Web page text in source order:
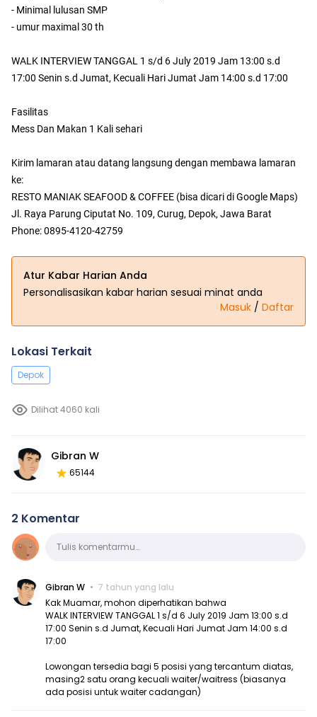
- Minimal lulusan SMP
- umur maximal 30 th
WALK INTERVIEW TANGGAL 1 s/d 6 July 2019 Jam 13:00 s.d
17:00 Senin s.d Jumat, Kecuali Hari Jumat Jam 14:00 s.d 17:00
Fasilitas
Mess Dan Makan 1 Kali sehari
Kirim lamaran atau datang langsung dengan membawa lamaran
ke:
RESTO MANIAK SEAFOOD & COFFEE (bisa dicari di Google Maps)
Jl. Raya Parung Ciputat No. 109, Curug, Depok, Jawa Barat
Phone: 0895-4120-42759
Atur Kabar Harian Anda
Personalisasikan kabar harian sesuai minat anda
Masuk / Daftar
Lokasi Terkait
Depok
Dilihat 4060 kali
Gibran W
65144
2 Komentar
KomentarTulis komentarmu…
Gibran W
7 tahun yang lalu
Kak Muamar, mohon diperhatikan bahwa
WALK INTERVIEW TANGGAL 1 s/d 6 July 2019 Jam 13:00 s.d
17:00 Senin s.d Jumat, Kecuali Hari Jumat Jam 14:00 s.d
17:00
Lowongan tersedia bagi 5 posisi yang tercantum diatas,
masing2 satu orang kecuali waiter/waitress (biasanya
ada posisi untuk waiter cadangan)